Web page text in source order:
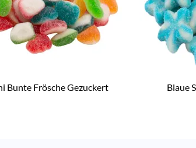
Bunte Frösche Gezuckert Blaue